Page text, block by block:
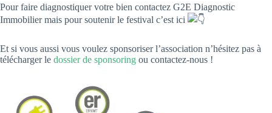
Pour faire diagnostiquer votre bien contactez G2E Diagnostic
Immobilier mais pour soutenir le festival c’est ici
Et si vous aussi vous voulez sponsoriser l’association n’hésitez pas à
télécharger le dossier de sponsoring ou contactez-nous !